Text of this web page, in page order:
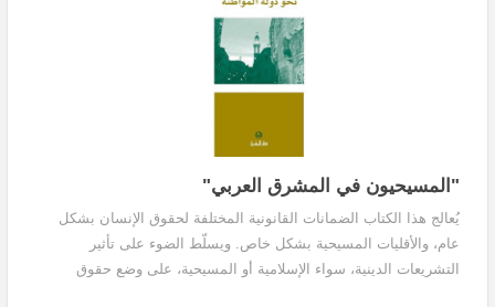
"المسيحيون في المشرق العربي"
يُعالج هذا الكتاب الضمانات القانونية المختلفة لحقوق الإنسان بشكل
عام، والأقليات المسيحية بشكل خاص. ويسلّط الضوء على تأثير
التشريعات الدينية، سواء الإسلامية أو المسيحية، على وضع حقوق